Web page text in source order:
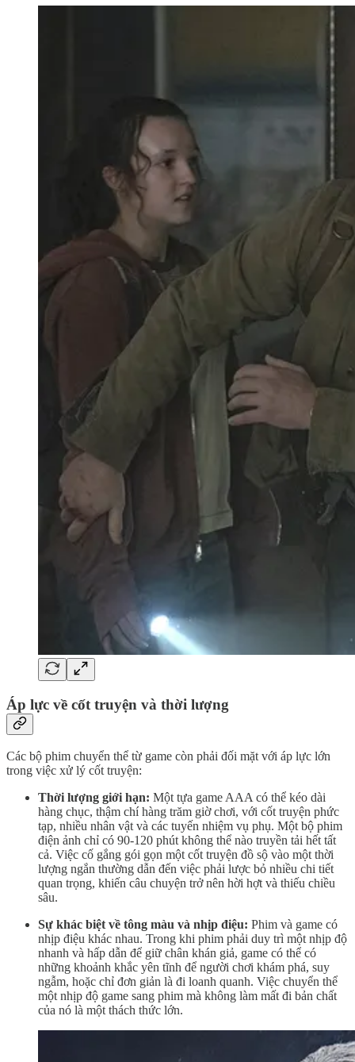
Áp lực về cốt truyện và thời lượng
Các bộ phim chuyển thể từ game còn phải đối mặt với áp lực lớn
trong việc xử lý cốt truyện:
Thời lượng giới hạn: Một tựa game AAA có thể kéo dài
hàng chục, thậm chí hàng trăm giờ chơi, với cốt truyện phức
tạp, nhiều nhân vật và các tuyến nhiệm vụ phụ. Một bộ phim
điện ảnh chỉ có 90-120 phút không thể nào truyền tải hết tất
cả. Việc cố gắng gói gọn một cốt truyện đồ sộ vào một thời
lượng ngắn thường dẫn đến việc phải lược bỏ nhiều chi tiết
quan trọng, khiến câu chuyện trở nên hời hợt và thiếu chiều
sâu.
Sự khác biệt về tông màu và nhịp điệu: Phim và game có
nhịp điệu khác nhau. Trong khi phim phải duy trì một nhịp độ
nhanh và hấp dẫn để giữ chân khán giả, game có thể có
những khoảnh khắc yên tĩnh để người chơi khám phá, suy
ngẫm, hoặc chỉ đơn giản là đi loanh quanh. Việc chuyển thể
một nhịp độ game sang phim mà không làm mất đi bản chất
của nó là một thách thức lớn.